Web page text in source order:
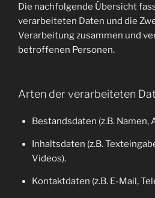
Die nachfolgende Übersicht
verarbeiteten Daten und die
Verarbeitung zusammen und
betroffenen Personen.
Arten der verarbeiteten
Bestandsdaten (z.B. Namen,
Inhaltsdaten (z.B.
Videos).
Kontaktdaten (z.B. E-Mail,